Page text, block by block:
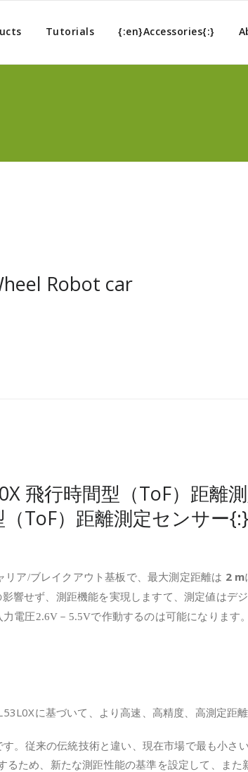
Tutorials {:en}Accessories{:}
Robot car
飛行時間型（ToF）距離
ToF）距離測定センサー{:}
ア/ブレイクアウト基板で、最大測定距離は 2 m
響せず、測距機能を実現しますて、測定値はデ
電圧2.6V－5.5Vで作動するのは可能になります
に基づいて、より高速、高精度、高測定距離
。従来の伝統技術と違い、現在市場で最も小さ
ため、新たな測距性能の基準を設定して、また